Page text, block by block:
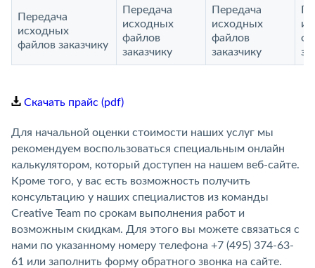
Передача
исходных
файлов заказчику
Передача
исходных
файлов
заказчику
Передача
исходных
файлов
заказчику
Скачать прайс (pdf)
Для начальной оценки стоимости наших услуг мы
рекомендуем воспользоваться специальным онлайн
калькулятором, который доступен на нашем веб-сайте.
Кроме того, у вас есть возможность получить
консультацию у наших специалистов из команды
Creative Team по срокам выполнения работ и
возможным скидкам. Для этого вы можете связаться с
нами по указанному номеру телефона +7 (495) 374-63-
61 или заполнить форму обратного звонка на сайте.